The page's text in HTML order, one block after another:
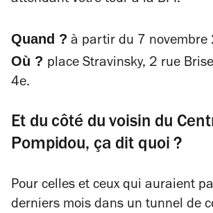
Quand ? à partir du 7 novembre
Où ? place Stravinsky, 2 rue
4e.
Et du côté du voisin du
Pompidou, ça dit quoi ?
Pour celles et ceux qui auraient
derniers mois dans un tunnel de